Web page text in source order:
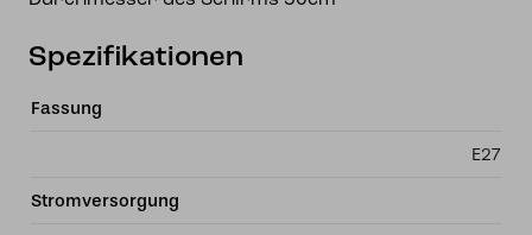
Spezifikationen
Fassung
E27
Stromversorgung